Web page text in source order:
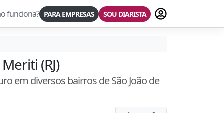
funciona? PARA EMPRESAS SOU DIARISTA Fazer login
(RJ)
em diversos bairrosde São João de